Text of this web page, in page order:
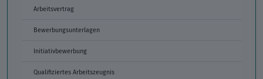
Arbeitsvertrag
Bewerbungsunterlagen
Initiativbewerbung
Qualifiziertes Arbeitszeugnis